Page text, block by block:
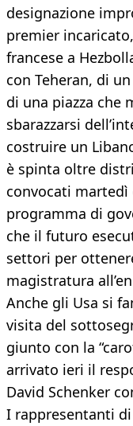
designazione
premier
francese a
con Teheran, di
di una piazza che
sbarazzarsi
costruire un
è spinta oltre
convocati martedì
programma di
che il futuro
settori per
magistratura
Anche gli Usa si
visita del
giunto con la
arrivato ieri il
David Schenker
I rappresentanti